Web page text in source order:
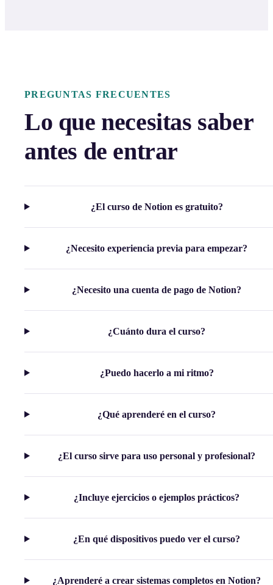
PREGUNTAS FRECUENTES
Lo que necesitas saber
antes de entrar
¿El curso de Notion es gratuito?
¿Necesito experiencia previa para empezar?
¿Necesito una cuenta de pago de Notion?
¿Cuánto dura el curso?
¿Puedo hacerlo a mi ritmo?
¿Qué aprenderé en el curso?
¿El curso sirve para uso personal y profesional?
¿Incluye ejercicios o ejemplos prácticos?
¿En qué dispositivos puedo ver el curso?
¿Aprenderé a crear sistemas completos en Notion?